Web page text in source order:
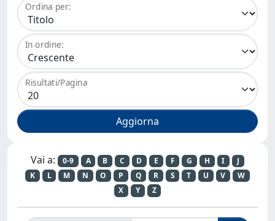
Ordina per:
In ordine:
Risultati/Pagina
Vai a: 0-9 A B C D E F G H I
J
K
L M N O P Q R S T U V
W
X
Y Z